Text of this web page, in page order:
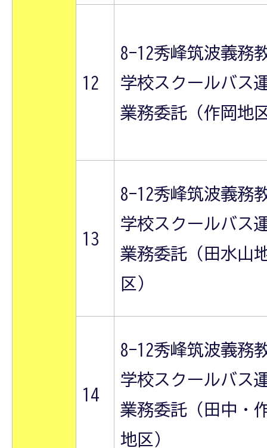
12
8-12秀峰筑波義務
学校スクールバス
業務委託（作岡地
13
8-12秀峰筑波義務
学校スクールバス
業務委託（田水山
区）
14
8-12秀峰筑波義務
学校スクールバス
業務委託（田中・
地区）